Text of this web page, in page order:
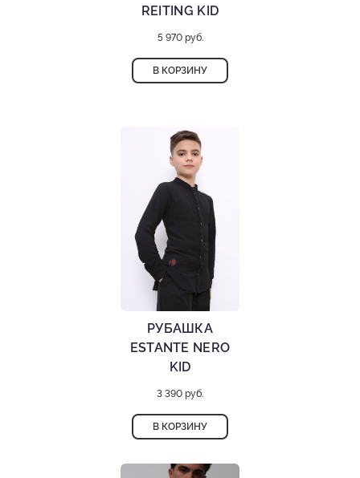
REITING KID
5 970 руб.
В КОРЗИНУ
РУБАШКА
ESTANTE NERO
KID
3 390 руб.
В КОРЗИНУ